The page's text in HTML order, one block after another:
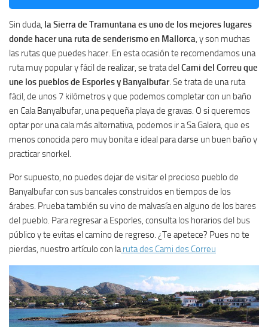
Sin duda, la Sierra de Tramuntana es uno de los mejores lugares
donde hacer una ruta de senderismo en Mallorca , y son muchas
las rutas que puedes hacer. En esta ocasión te recomendamos una
ruta muy popular y fácil de realizar, se trata del Cami del Correu que
une los pueblos de Esporles y Banyalbufar. Se trata de una ruta
fácil, de unos 7 kilómetros y que podemos completar con un baño
en Cala Banyalbufar, una pequeña playa de gravas. O si queremos
optar por una cala más alternativa, podemos ir a Sa Galera, que es
menos conocida pero muy bonita e ideal para darse un buen baño y
practicar snorkel.
Por supuesto, no puedes dejar de visitar el precioso pueblo de
Banyalbufar con sus bancales construidos en tiempos de los
árabes. Prueba también su vino de malvasía en alguno de los bares
del pueblo. Para regresar a Esporles, consulta los horarios del bus
público y te evitas el camino de regreso. ¿Te apetece? Pues no te
pierdas, nuestro artículo con la ruta des Cami des Correu